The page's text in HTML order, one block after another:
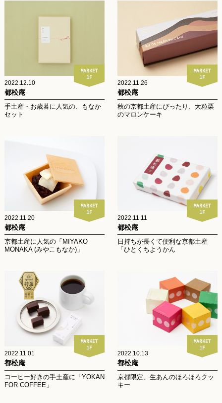
MARKET
1F
2022.12.10
都松庵
手土産・お歳暮に人気の、もなか
セット
MARKET
1F
2022.11.26
都松庵
秋の京都土産にぴったり、大粒栗
のマロンケーキ
MARKET
1F
2022.11.20
都松庵
京都土産に人気の「MIYAKO
MONAKA (みやこもなか)」
MARKET
1F
2022.11.11
都松庵
日持ちが長くて便利な京都土産
「ひとくちようかん
MARKET
1F
2022.11.01
都松庵
コーヒー好きの手土産に「YOKAN
FOR COFFEE」
MARKET
1F
2022.10.13
都松庵
京都限定、生あんのほろほろクッ
キー